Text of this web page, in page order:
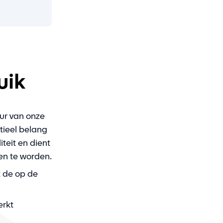
van onze
belang
en dient
te worden.
op de